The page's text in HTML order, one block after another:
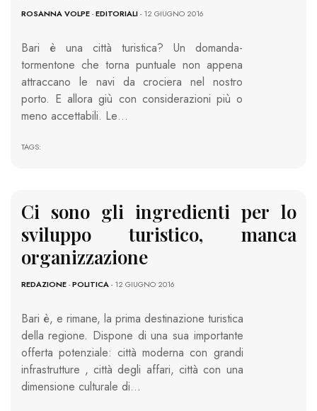
ROSANNA VOLPE-EDITORIALI- 12 GIUGNO 2016
Bari è una città turistica? Un domanda-
tormentone che torna puntuale non appena
attraccano le navi da crociera nel nostro
porto. E allora giù con considerazioni più o
meno accettabili. Le…
TAGS:
Ci sono gli ingredienti per lo
sviluppo turistico, manca
organizzazione
REDAZIONE-POLITICA- 12 GIUGNO 2016
Bari è, e rimane, la prima destinazione turistica
della regione. Dispone di una sua importante
offerta potenziale: città moderna con grandi
infrastrutture , città degli affari, città con una
dimensione culturale di…